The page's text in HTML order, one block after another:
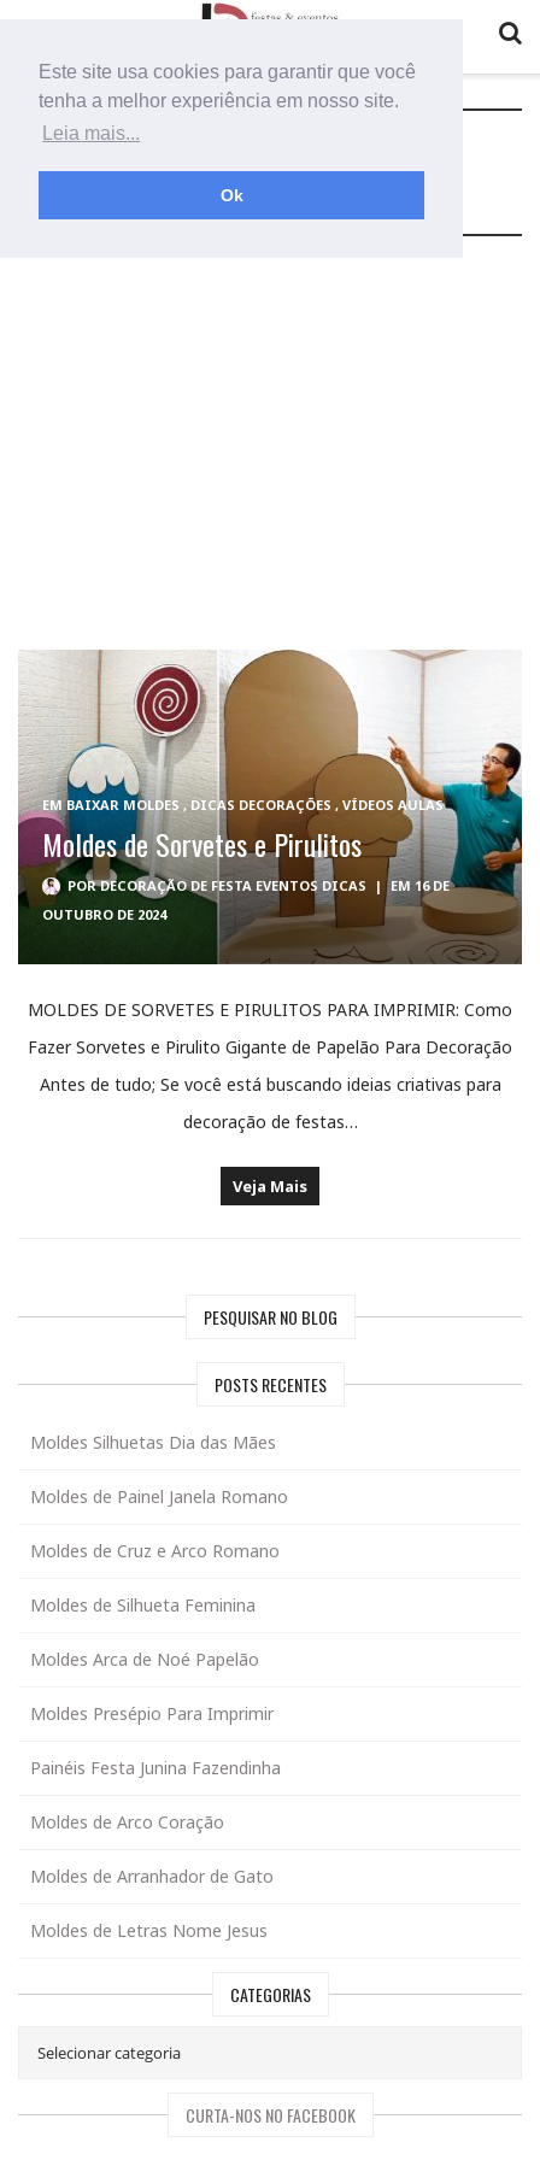
Este site usa cookies para garantir que você
tenha a melhor experiência em nosso site.
Leia mais...
Ok
Tag:sorvetes gigante de papelao
EMBAIXAR MOLDES ,DICAS DECORAÇÕES , VÍDEOS AULAS
Moldes de Sorvetes e Pirulitos
PORDECORAÇÃO DE FESTA EVENTOS DICAS | EM 16 DE
OUTUBRO DE 2024
MOLDES DE SORVETES E PIRULITOS PARA IMPRIMIR: Como
Fazer Sorvetes e Pirulito Gigante de Papelão Para Decoração
Antes de tudo; Se você está buscando ideias criativas para
decoração de festas…
Veja Mais
PESQUISAR NO BLOG
POSTS RECENTES
Moldes Silhuetas Dia das Mães
Moldes de Painel Janela Romano
Moldes de Cruz e Arco Romano
Moldes de Silhueta Feminina
Moldes Arca de Noé Papelão
Moldes Presépio Para Imprimir
Painéis Festa Junina Fazendinha
Moldes de Arco Coração
Moldes de Arranhador de Gato
Moldes de Letras Nome Jesus
CATEGORIAS
CURTA-NOS NO FACEBOOK